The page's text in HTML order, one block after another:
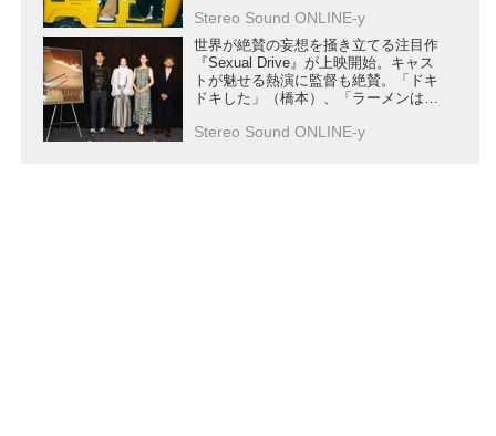
Stereo Sound ONLINE-y
世界が絶賛の妄想を掻き立てる注目作
『Sexual Drive』が上映開始。キャス
トが魅せる熱演に監督も絶賛。「ドキ
ドキした」（橋本）、「ラーメンはア
Stereo Sound ONLINE-y